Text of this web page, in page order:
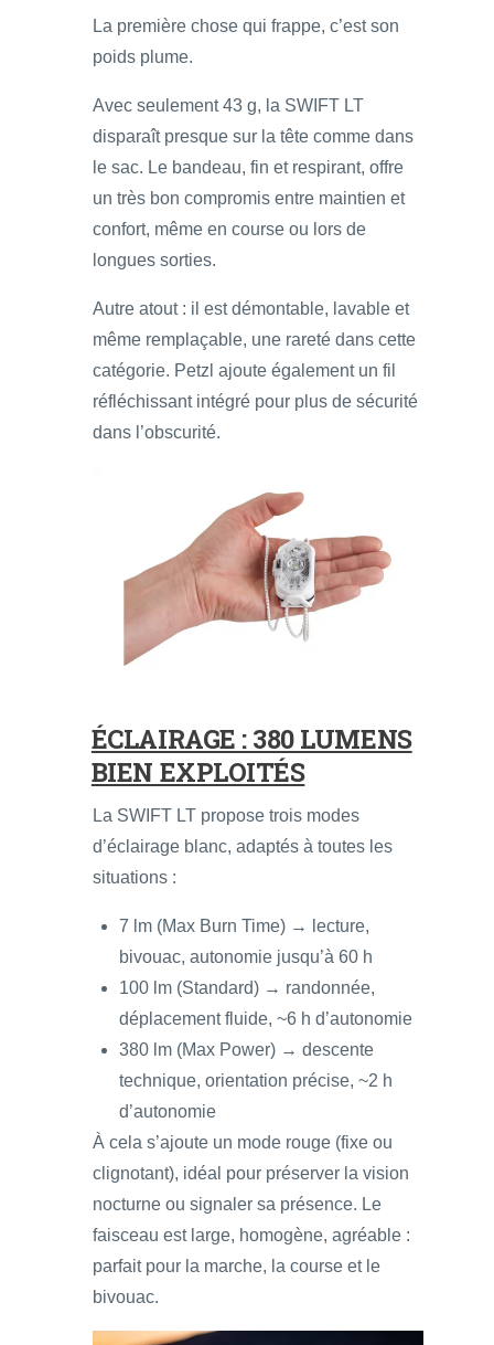
La première chose qui frappe, c’est son
poids plume.
Avec seulement 43 g, la SWIFT LT
disparaît presque sur la tête comme dans
le sac. Le bandeau, fin et respirant, offre
un très bon compromis entre maintien et
confort, même en course ou lors de
longues sorties.
Autre atout : il est démontable, lavable et
même remplaçable, une rareté dans cette
catégorie. Petzl ajoute également un fil
réfléchissant intégré pour plus de sécurité
dans l’obscurité.
ÉCLAIRAGE : 380 LUMENS
BIEN EXPLOITÉS
La SWIFT LT propose trois modes
d’éclairage blanc, adaptés à toutes les
situations :
7 lm (Max Burn Time) → lecture,
bivouac, autonomie jusqu’à 60 h
100 lm (Standard) → randonnée,
déplacement fluide, ~6 h d’autonomie
380 lm (Max Power) → descente
technique, orientation précise, ~2 h
d’autonomie
À cela s’ajoute un mode rouge (fixe ou
clignotant), idéal pour préserver la vision
nocturne ou signaler sa présence. Le
faisceau est large, homogène, agréable :
parfait pour la marche, la course et le
bivouac.